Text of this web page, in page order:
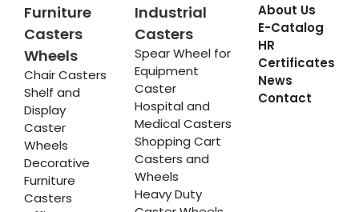
Furniture
Casters
Wheels
Chair Casters
Shelf and
Display
Caster
Wheels
Decorative
Furniture
Casters
Industrial
Casters
Spear Wheel for
Equipment
Caster
Hospital and
Medical Casters
Shopping Cart
Casters and
Wheels
Heavy Duty
About Us
E-Catalog
HR
Certificates
News
Contact